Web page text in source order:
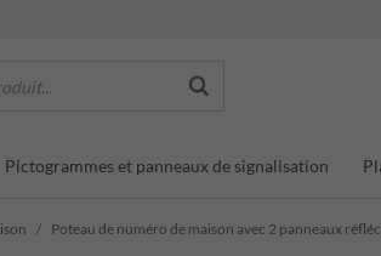
Pictogrammes et panneaux de signalisation
Poteau de numéro de maison avec 2 panneaux